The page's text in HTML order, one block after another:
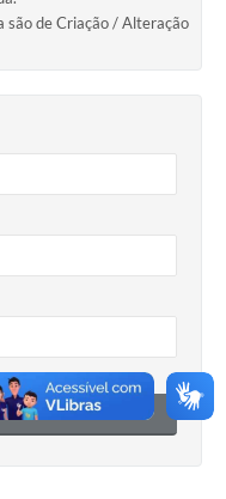
são de Criação / Alteração